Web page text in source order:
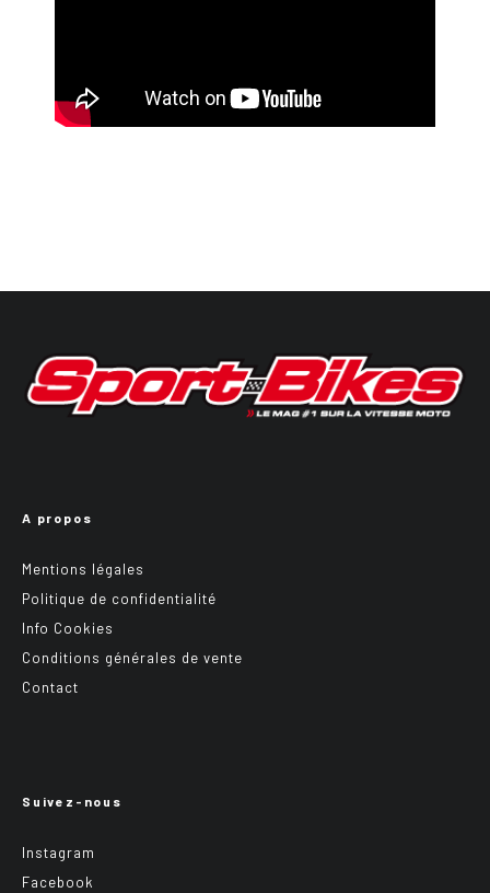
A propos
Mentions légales
Politique de confidentialité
Info Cookies
Conditions générales de vente
Contact
Suivez-nous
Instagram
Facebook